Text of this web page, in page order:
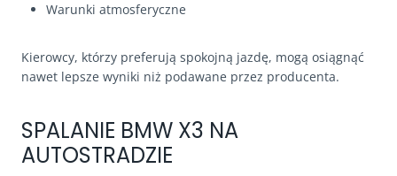
Warunki atmosferyczne
Kierowcy, którzy preferują spokojną jazdę, mogą osiągnąć
nawet lepsze wyniki niż podawane przez producenta.
SPALANIE BMW X3 NA
AUTOSTRADZIE